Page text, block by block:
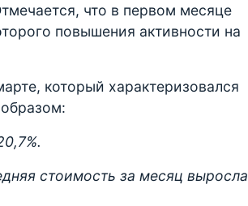
что в первом месяце
повышения активности на
который характеризовался
стоимость за месяц выросла